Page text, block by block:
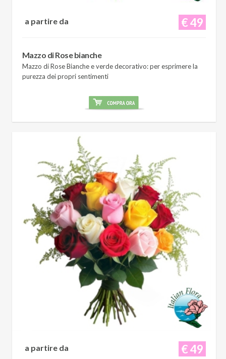
€ 49
a partire da
Mazzo di Rose bianche
Mazzo di Rose Bianche e verde decorativo: per esprimere la
purezza dei propri sentimenti
€ 49
a partire da